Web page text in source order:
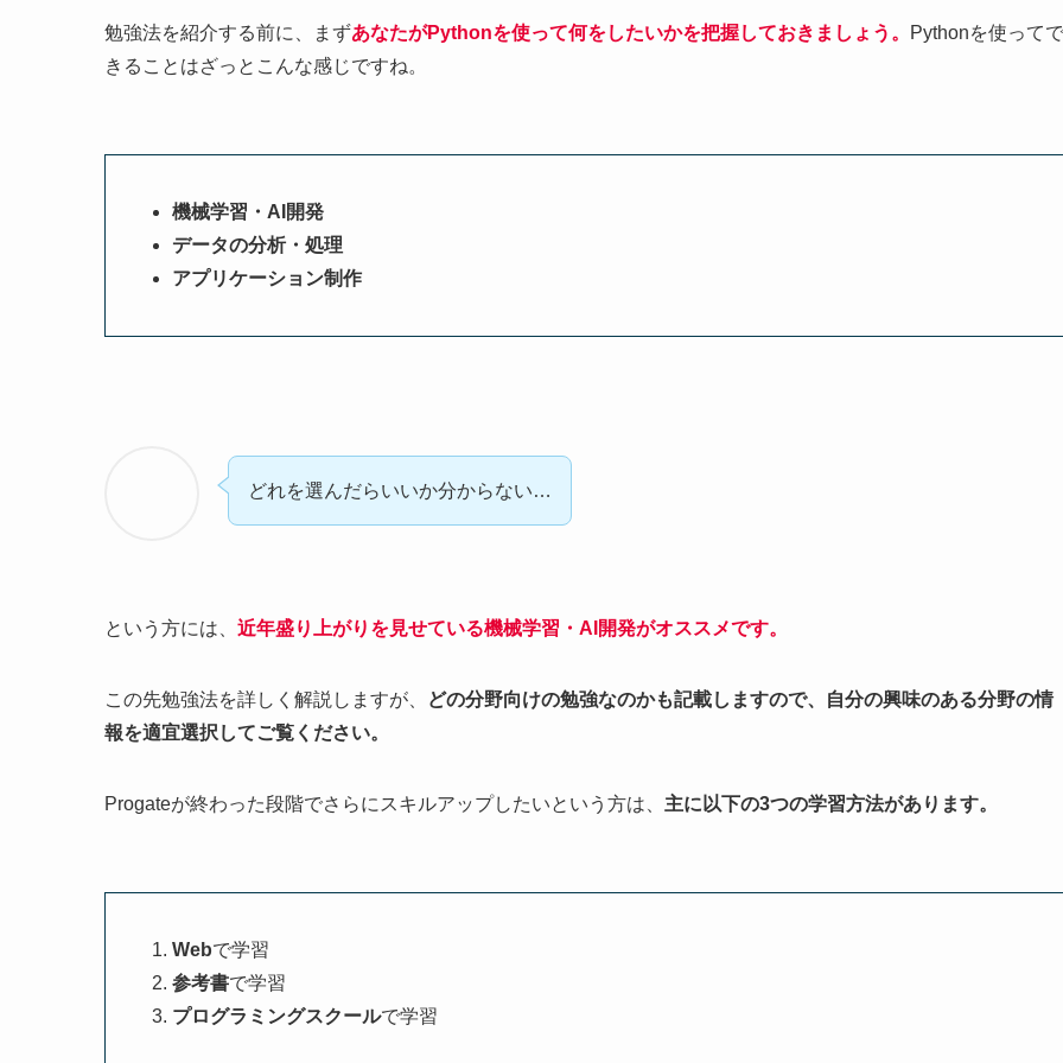
勉強法を紹介する前に、まずあなたがPythonを使って何をしたいかを把握しておきましょう。
Pythonを使ってで
きることはざっとこんな感じですね。
機械学習・AI開発
データの分析・処理
アプリケーション制作
どれを選んだらいいか分からない…
という方には、 近年盛り上がりを見せている機械学習・AI開発がオススメです。
この先勉強法を詳しく解説しますが、
どの分野向けの勉強なのかも記載しますので、自分の興味のある分野の情
報を適宜選択してご覧ください。
Progateが終わった段階でさらにスキルアップしたいという方は、 主に以下の3つの学習方法があります。
Webで学習
参考書で学習
プログラミングスクールで学習